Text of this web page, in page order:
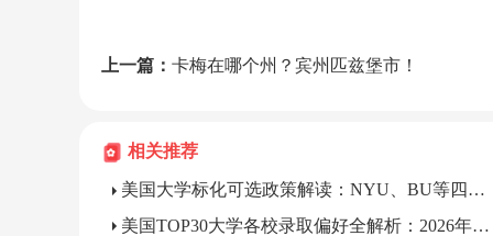
上一篇： 卡梅在哪个州？宾州匹兹堡市！
相关推荐
美国大学标化可选政策解读：NYU、BU等四校录取偏好全解析
美国TOP30大学各校录取偏好全解析：2026年美本申请必读